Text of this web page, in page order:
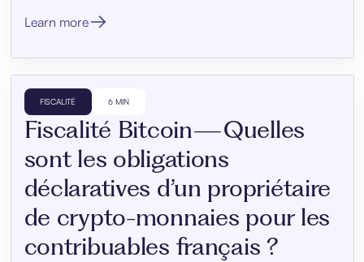
Learn more
FISCALITÉ 6 MIN
Fiscalité Bitcoin — Quelles
sont les obligations
déclaratives d’un propriétaire
de crypto-monnaies pour les
contribuables français ?